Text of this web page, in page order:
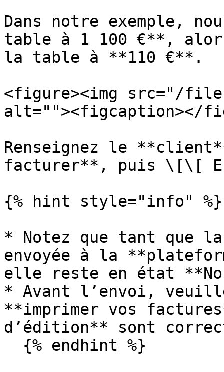
Dans notre exemple,
table à 1 100 €**,
la table à **110 €**.
<figure><img src="/files/
alt=""><figcaption></
Renseignez le
facturer**, puis \[\[
{% hint style="info" %}
* Notez que tant que
envoyée à la
elle reste en état
* Avant l’envoi,
**imprimer vos
d’édition** sont